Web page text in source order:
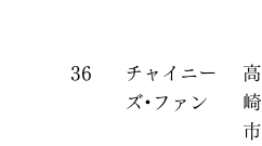
36
チャイニー
ズ・ファン
高
崎
市